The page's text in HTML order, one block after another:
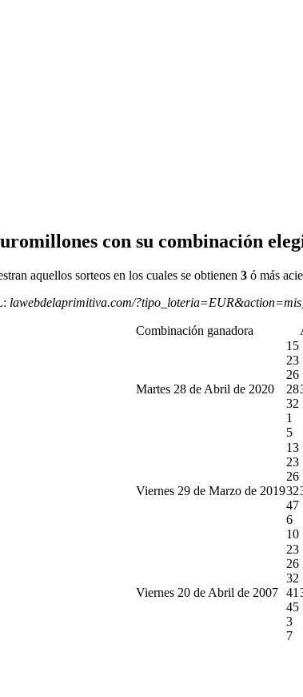
con su combinación
aquellos sorteos en los cuales se obtienen 3 ó más
lawebdelaprimitiva.com/
Combinación ganadora
Martes 28 de Abril de 2020
15
23
26
28
32
1
5
Viernes 29 de Marzo de 2019
13
23
26
32
47
6
10
Viernes 20 de Abril de 2007
23
26
32
41
45
3
7